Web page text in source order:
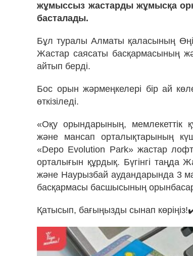
жұмыссыз жастарды жұмысқа
басталады.
Бұл туралы Алматы қаласының
Жастар саясаты басқармасының
айтып берді.
Бос орын жәрмеңкелері бір ай
өткізіледі.
«Оқу орындарының, мемлекеттік
және мансап орталықтарының күш-
«Depo Evolution Park» жастар
орталығын құрдық. Бүгінгі
және Наурызбай аудандарында 3
басқармасы басшысының
Қатысып, бағыңызды сынап